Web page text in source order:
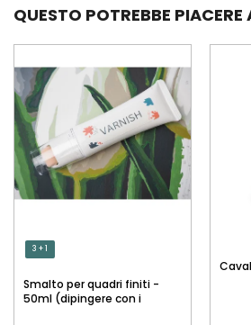
QUESTO POTREBBE PIACERE
3 + 1
Smalto per quadri finiti -
50ml (dipingere con i